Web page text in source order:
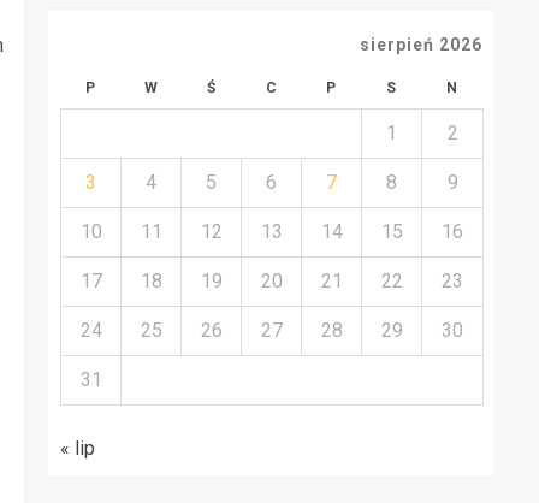
sierpień 2026
P W Ś C P S N
1 2
3 4 5 6 7 8 9
10 11 12 13 14 15 16
17 18 19 20 21 22 23
24 25 26 27 28 29 30
31
« lip